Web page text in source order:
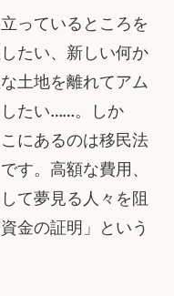
っているところを
たい、新しい何か
土地を離れてアム
たい……。しか
にあるのは移民法
す。高額な費用、
て夢見る人々を阻
金の証明」という